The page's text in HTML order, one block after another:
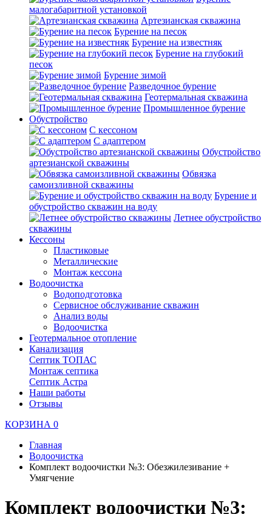
малогабаритной установкой
Артезианская скважина
Бурение на песок
Бурение на известняк
Бурение на глубокий
песок
Бурение зимой
Разведочное бурение
Геотермальная скважина
Промышленное бурение
Обустройство
С кессоном
С адаптером
Обустройство
артезианской скважины
Обвязка
самоизливной скважины
Бурение и
обустройство скважин на воду
Летнее обустройство
скважины
Кессоны
Пластиковые
Металлические
Монтаж кессона
Водоочистка
Водоподготовка
Сервисное обслуживание скважин
Анализ воды
Водоочистка
Геотермальное отопление
Канализация
Септик ТОПАС
Монтаж септика
Септик Астра
Наши работы
Отзывы
КОРЗИНА 0
Главная
Водоочистка
Комплект водоочистки №3: Обезжилезивание +
Умягчение
Комплект водоочистки №3: